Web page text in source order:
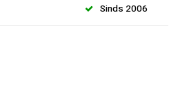
Sinds 2006